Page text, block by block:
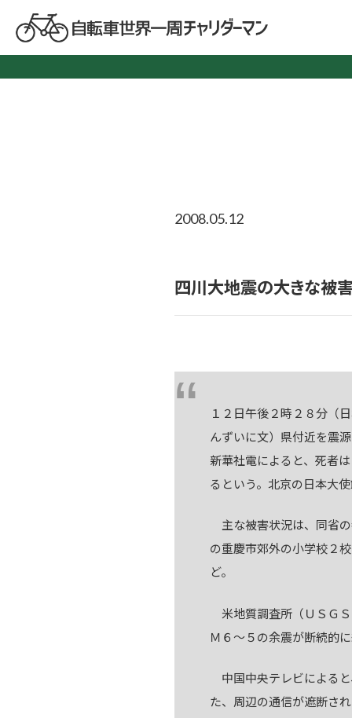
2008.05.12
四川大地震の大きな被
１２日午後２時２８分（
んずいに文）県付近を震
新華社電によると、死者
るという。北京の日本大
主な被害状況は、同省
の重慶市郊外の小学校２
ど。
米地質調査所（ＵＳＧＳ
Ｍ６～５の余震が断続的に
中国中央テレビによる
た、周辺の通信が遮断さ